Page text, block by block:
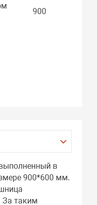
900
в
900*600 мм.
За таким